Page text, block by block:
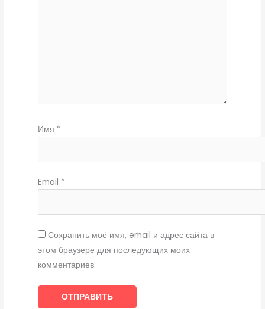
Имя *
Email *
Сохранить моё имя, email и адрес сайта в
этом браузере для последующих моих
комментариев.